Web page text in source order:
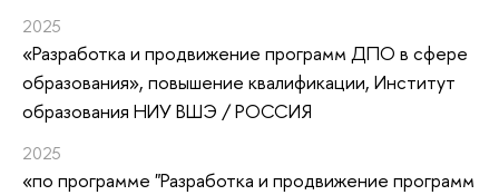
2025
«Разработка и продвижение программ ДПО в сфере
образования», повышение квалификации, Институт
образования НИУ ВШЭ / РОССИЯ
2025
«по программе "Разработка и продвижение программ